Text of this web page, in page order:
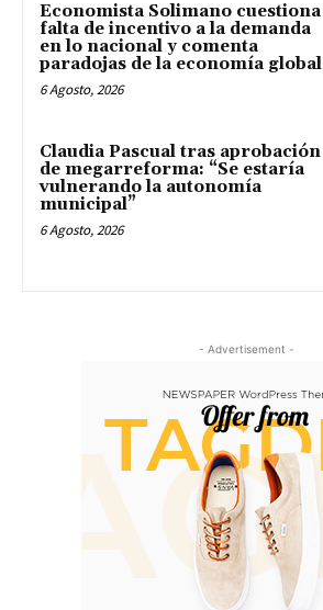
Economista Solimano cuestiona
falta de incentivo a la demanda
en lo nacional y comenta
paradojas de la economía global
6 Agosto, 2026
Claudia Pascual tras aprobación
de megarreforma: “Se estaría
vulnerando la autonomía
municipal”
6 Agosto, 2026
- Advertisement -